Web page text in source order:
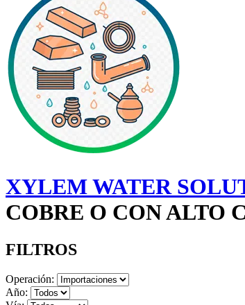
XYLEM WATER
COBRE O CON ALTO
FILTROS
Operación:
Año: